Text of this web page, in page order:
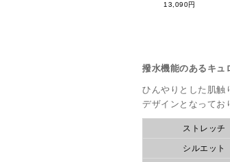
13,090円
撥水機能のあるキュ
ひんやりとした肌触
デザインとなってお
ストレッチ
シルエット